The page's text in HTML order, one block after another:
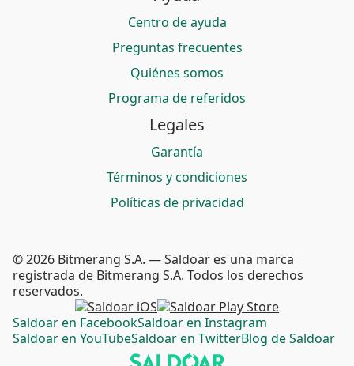
Centro de ayuda
Preguntas frecuentes
Quiénes somos
Programa de referidos
Legales
Garantía
Términos y condiciones
Políticas de privacidad
Saldoar en FacebookSaldoar en Instagram
Saldoar en YouTubeSaldoar en TwitterBlog de Saldoar
© 2026 Bitmerang S.A. — Saldoar es una marca
registrada de Bitmerang S.A. Todos los derechos
reservados.